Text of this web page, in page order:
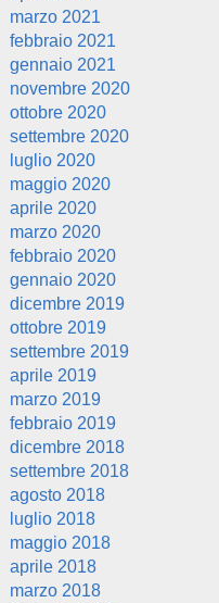
marzo 2021
febbraio 2021
gennaio 2021
novembre 2020
ottobre 2020
settembre 2020
luglio 2020
maggio 2020
aprile 2020
marzo 2020
febbraio 2020
gennaio 2020
dicembre 2019
ottobre 2019
settembre 2019
aprile 2019
marzo 2019
febbraio 2019
dicembre 2018
settembre 2018
agosto 2018
luglio 2018
maggio 2018
aprile 2018
marzo 2018